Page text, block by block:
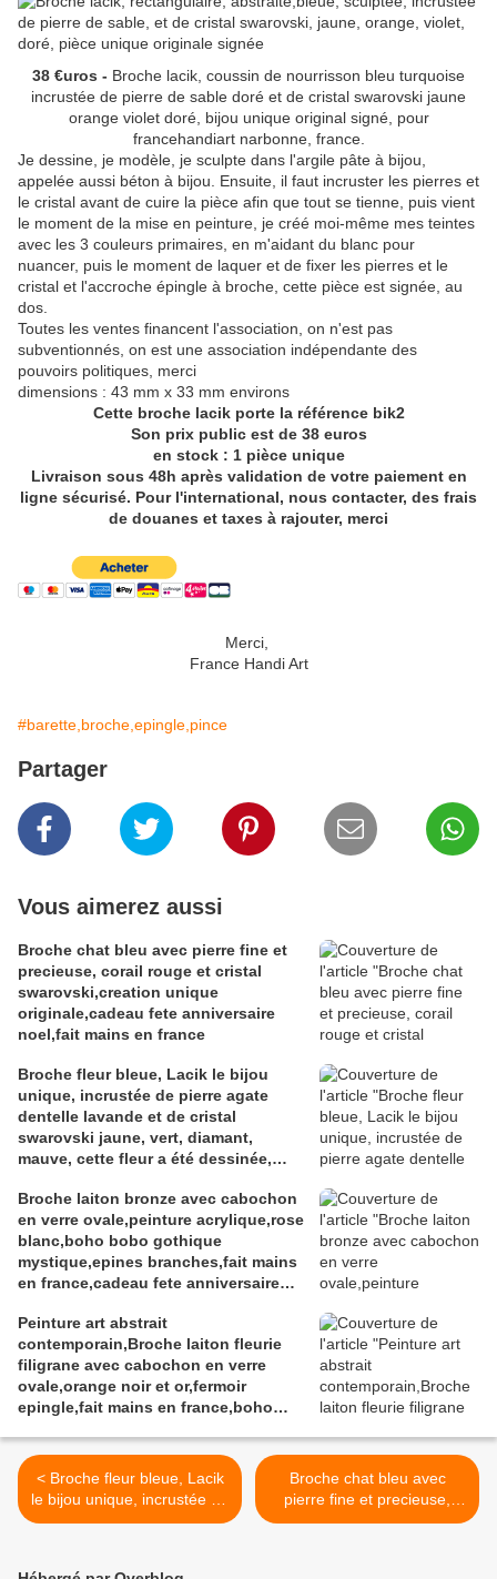
38 €uros - Broche lacik, coussin de nourrisson bleu turquoise
incrustée de pierre de sable doré et de cristal swarovski jaune
orange violet doré, bijou unique original signé, pour
francehandiart narbonne, france.
Je dessine, je modèle, je sculpte dans l'argile pâte à bijou,
appelée aussi béton à bijou. Ensuite, il faut incruster les pierres et
le cristal avant de cuire la pièce afin que tout se tienne, puis vient
le moment de la mise en peinture, je créé moi-même mes teintes
avec les 3 couleurs primaires, en m'aidant du blanc pour
nuancer, puis le moment de laquer et de fixer les pierres et le
cristal et l'accroche épingle à broche, cette pièce est signée, au
dos.
Toutes les ventes financent l'association, on n'est pas
subventionnés, on est une association indépendante des
pouvoirs politiques, merci
dimensions : 43 mm x 33 mm environs
Cette broche lacik porte la référence bik2
Son prix public est de 38 euros
en stock : 1 pièce unique
Livraison sous 48h après validation de votre paiement en
ligne sécurisé. Pour l'international, nous contacter, des frais
de douanes et taxes à rajouter, merci
Merci,
France Handi Art
#barette,broche,epingle,pince
Partager
Vous aimerez aussi
Broche chat bleu avec pierre fine et
precieuse, corail rouge et cristal
swarovski,creation unique
originale,cadeau fete anniversaire
noel,fait mains en france
Broche fleur bleue, Lacik le bijou
unique, incrustée de pierre agate
dentelle lavande et de cristal
swarovski jaune, vert, diamant,
mauve, cette fleur a été dessinée,
bijou, les pierreries et cristallerires
ont été incrustées à la cuisson,
peinture et vernis acrylique, pièce
originale unique et signée au dos.
Broche laiton bronze avec cabochon
en verre ovale,peinture acrylique,rose
blanc,boho bobo gothique
mystique,epines branches,fait mains
en france,cadeau fete anniversaire
Peinture art abstrait
contemporain,Broche laiton fleurie
filigrane avec cabochon en verre
ovale,orange noir et or,fermoir
epingle,fait mains en france,boho
< Broche fleur bleue, Lacik
le bijou unique, incrustée de
pierre agate dentelle
Broche chat bleu avec
pierre fine et precieuse,
corail rouge et cristal